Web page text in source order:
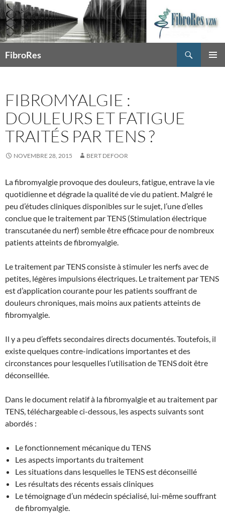
FibroRes
FIBROMYALGIE :
DOULEURS ET FATIGUE
TRAITÉS PAR TENS ?
NOVEMBRE 28, 2015 BERT DEFOOR
La fibromyalgie provoque des douleurs, fatigue, entrave la vie
quotidienne et dégrade la qualité de vie du patient. Malgré le
peu d’études cliniques disponibles sur le sujet, l’une d’elles
conclue que le traitement par TENS (Stimulation électrique
transcutanée du nerf) semble être efficace pour de nombreux
patients atteints de fibromyalgie.
Le traitement par TENS consiste à stimuler les nerfs avec de
petites, légères impulsions électriques. Le traitement par TENS
est d’application courante pour les patients souffrant de
douleurs chroniques, mais moins aux patients atteints de
fibromyalgie.
Il y a peu d’effets secondaires directs documentés. Toutefois, il
existe quelques contre-indications importantes et des
circonstances pour lesquelles l’utilisation de TENS doit être
déconseillée.
Dans le document relatif à la fibromyalgie et au traitement par
TENS, téléchargeable ci-dessous, les aspects suivants sont
abordés :
Le fonctionnement mécanique du TENS
Les aspects importants du traitement
Les situations dans lesquelles le TENS est déconseillé
Les résultats des récents essais cliniques
Le témoignage d’un médecin spécialisé, lui-même souffrant
de fibromyalgie.